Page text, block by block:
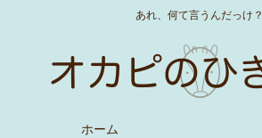
あれ、何て言うんだっけ？
ホーム